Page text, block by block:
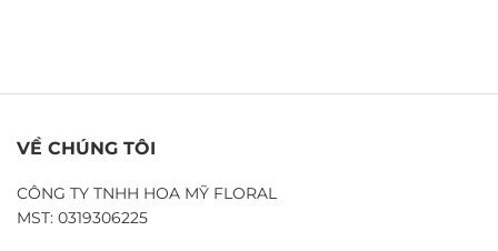
VỀ CHÚNG TÔI
CÔNG TY TNHH HOA MỸ FLORAL
MST: 0319306225